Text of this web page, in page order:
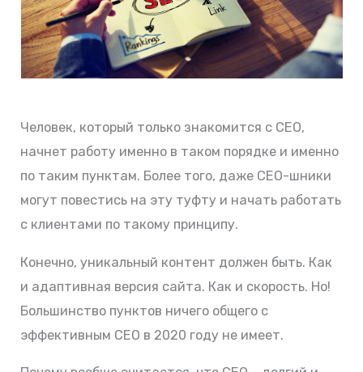
Человек, который только знакомится с СЕО,
начнет работу именно в таком порядке и именно
по таким пунктам. Более того, даже СЕО-шники
могут повестись на эту туфту и начать работать
с клиентами по такому принципу.
Конечно, уникальный контент должен быть. Как
и адаптивная версия сайта. Как и скорость. Но!
Большинство пунктов ничего общего с
эффективным СЕО в 2020 году не имеет.